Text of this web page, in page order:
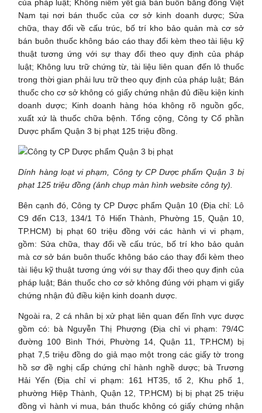
của pháp luật; Không niêm yết giá bán buôn bằng đồng Việt
Nam tại nơi bán thuốc của cơ sở kinh doanh dược; Sửa
chữa, thay đổi về cấu trúc, bố trí kho bảo quản mà cơ sở
bán buôn thuốc không báo cáo thay đổi kèm theo tài liệu kỹ
thuật tương ứng với sự thay đổi theo quy định của pháp
luật; Không lưu trữ chứng từ, tài liệu liên quan đến lô thuốc
trong thời gian phải lưu trữ theo quy định của pháp luật; Bán
thuốc cho cơ sở không có giấy chứng nhận đủ điều kiện kinh
doanh dược; Kinh doanh hàng hóa không rõ nguồn gốc,
xuất xứ là thuốc chữa bệnh. Tổng cộng, Công ty Cổ phần
Dược phẩm Quận 3 bị phạt 125 triệu đồng.
Dính hàng loạt vi phạm, Công ty CP Dược phẩm Quận 3 bị
phạt 125 triệu đồng (ảnh chụp màn hình website công ty).
Bên cạnh đó, Công ty CP Dược phẩm Quận 10 (Địa chỉ: Lô
C9 đến C13, 134/1 Tô Hiến Thành, Phường 15, Quận 10,
TP.HCM) bị phạt 60 triệu đồng với các hành vi vi phạm,
gồm: Sửa chữa, thay đổi về cấu trúc, bố trí kho bảo quản
mà cơ sở bán buôn thuốc không báo cáo thay đổi kèm theo
tài liệu kỹ thuật tương ứng với sự thay đổi theo quy định của
pháp luật; Bán thuốc cho cơ sở không đúng với phạm vi giấy
chứng nhận đủ điều kiện kinh doanh dược.
Ngoài ra, 2 cá nhân bị xử phạt liên quan đến lĩnh vực dược
gồm có: bà Nguyễn Thị Phượng (Địa chỉ vi phạm: 79/4C
đường 100 Bình Thới, Phường 14, Quận 11, TP.HCM) bị
phạt 7,5 triệu đồng do giả mạo một trong các giấy tờ trong
hồ sơ đề nghị cấp chứng chỉ hành nghề dược; bà Trương
Hải Yến (Địa chỉ vi phạm: 161 HT35, tổ 2, Khu phố 1,
phường Hiệp Thành, Quận 12, TP.HCM) bị bị phạt 25 triệu
đồng vì hành vi mua, bán thuốc không có giấy chứng nhận